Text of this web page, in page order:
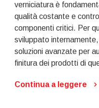
verniciatura è
qualità costante e
componenti critici. Per
sviluppato
soluzioni avanzate per
finitura dei prodotti di
Continua a leggere